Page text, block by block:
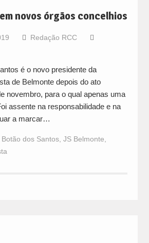
novos órgãos concelhios
Redação RCC
é o novo presidente da
de Belmonte depois do ato
novembro, para o qual apenas uma
assente na responsabilidade e na
a marcar…
dos Santos, JS Belmonte